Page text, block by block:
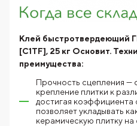
Клей быстротвердеющий
[C1TF], 25 кг Основит.
преимущества:
Прочность сцепления —
крепление плитки к
достигая коэффициента
позволяет укладывать
керамическую плитку на